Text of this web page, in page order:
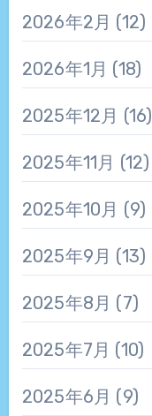
2026年2月 (12)
2026年1月 (18)
2025年12月 (16)
2025年11月 (12)
2025年10月 (9)
2025年9月 (13)
2025年8月 (7)
2025年7月 (10)
2025年6月 (9)